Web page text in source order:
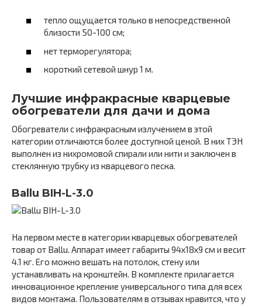
тепло ощущается только в непосредственной
близости 50-100 см;
нет терморегулятора;
короткий сетевой шнур 1 м.
Лучшие инфракрасные кварцевые
обогреватели для дачи и дома
Обогреватели с инфракрасным излучением в этой
категории отличаются более доступной ценой. В них ТЭН
выполнен из нихромовой спирали или нити и заключен в
стеклянную трубку из кварцевого песка.
Ballu BIH-L-3.0
На первом месте в категории кварцевых обогревателей
товар от Ballu. Аппарат имеет габариты 94х18х9 см и весит
4.1 кг. Его можно вешать на потолок, стену или
устанавливать на кронштейн. В комплекте прилагается
инновационное крепление универсального типа для всех
видов монтажа. Пользователям в отзывах нравится, что у